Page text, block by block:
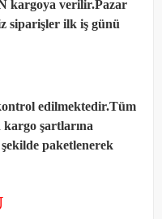
kargoya verilir.Pazar
siparişler ilk iş günü
edilmektedir.Tüm
şartlarına
paketlenerek